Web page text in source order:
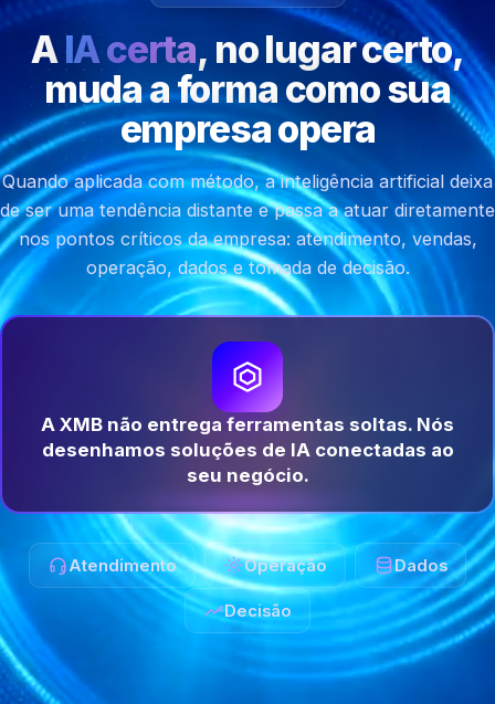
AIA certa, no lugar certo,
muda a forma como sua
empresa opera
Quando aplicada com método, a inteligência artificial deixa
de ser uma tendência distante e passa a atuar diretamente
nos pontos críticos da empresa: atendimento, vendas,
operação, dados e tomada de decisão.
A XMB não entrega ferramentas soltas. Nós
desenhamos soluções de IA conectadas ao
seu negócio.
Atendimento Operação Dados
Decisão